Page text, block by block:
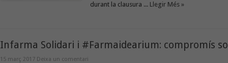
durant la clausura ... Llegir Més »
Infarma Solidari i #Farmaidearium: compromís
15 març 2017 Deixa un comentari